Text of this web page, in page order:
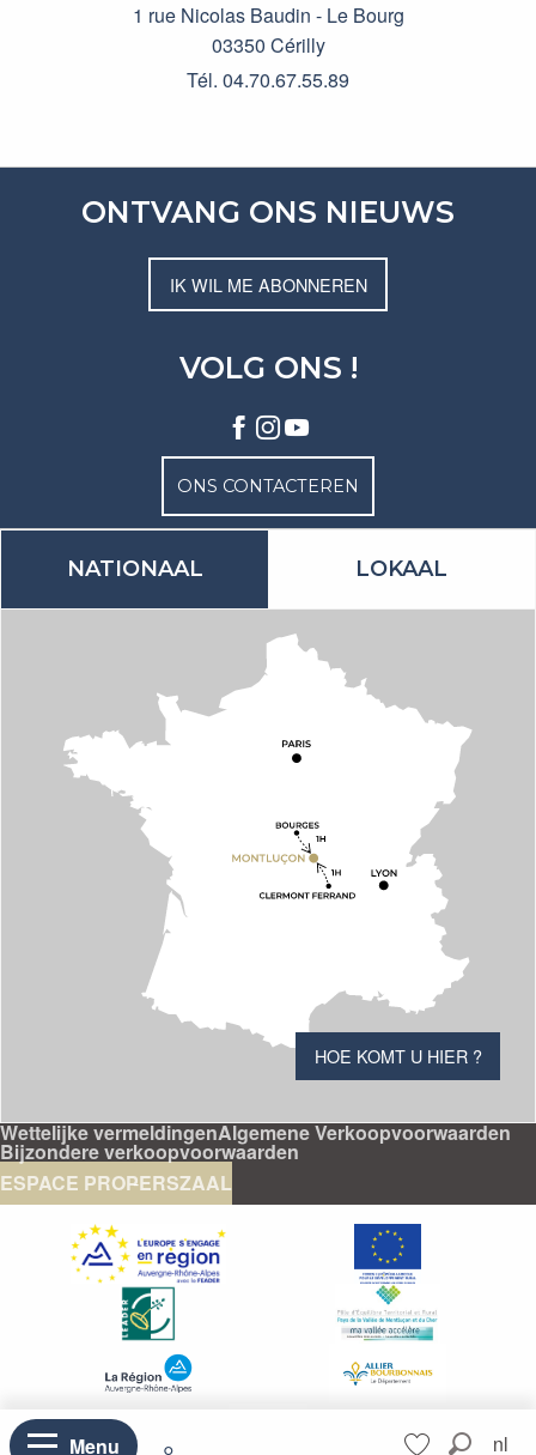
Aller
Menu nl
1 rue Nicolas Baudin - Le Bourg
03350 Cérilly
Tél. 04.70.67.55.89
ONTVANG ONS NIEUWS
IK WIL ME ABONNEREN
VOLG ONS !
ONS CONTACTEREN
NATIONAAL LOKAAL
HOE KOMT U HIER ?
Wettelijke vermeldingenAlgemene Verkoopvoorwaarden
Bijzondere verkoopvoorwaarden
ESPACE PROPERSZAAL